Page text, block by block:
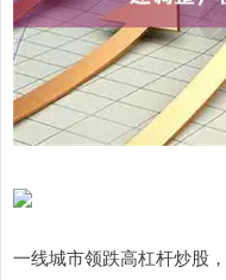
一线城市领跌高杠杆炒股